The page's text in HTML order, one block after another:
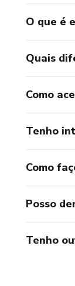
O que é
Quais
Como
Tenho
Como
Posso
Tenho